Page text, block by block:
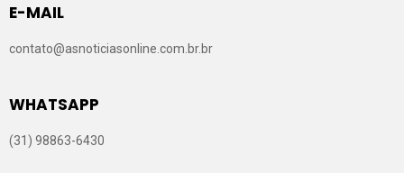
E-MAIL
contato@asnoticiasonline.com.br.br
WHATSAPP
(31) 98863-6430